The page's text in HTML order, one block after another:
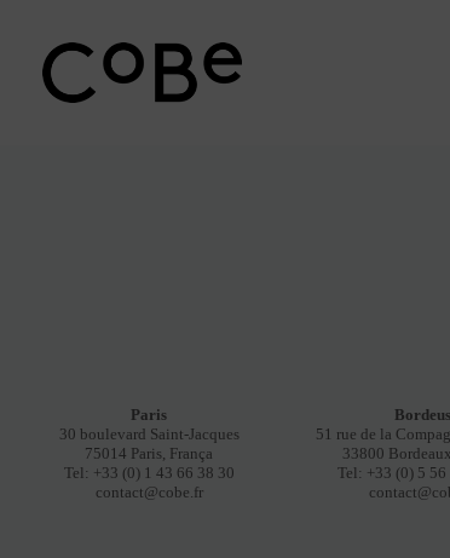
conteúdo
Paris
30 boulevard Saint-Jacques
75014 Paris, França
Tel: +33 (0) 1 43 66 38 30
contact@cobe.fr
Bordeus
51 rue de la
33800
Tel: +33 (0) 5 56